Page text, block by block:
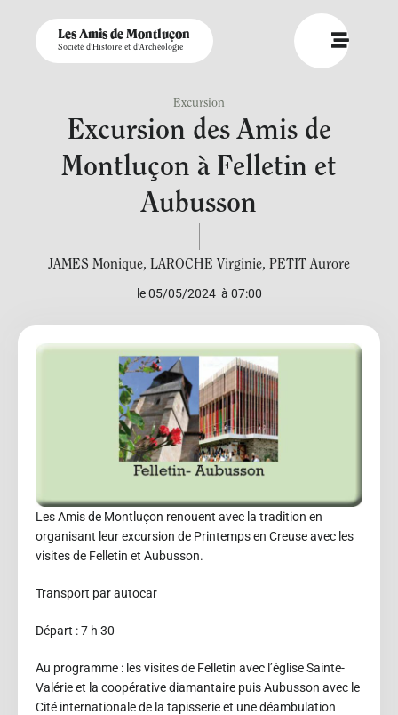
Les Amis de Montluçon
Société d'Histoire et d'Archéologie
Excursion
Excursion des Amis de
Montluçon à Felletin et
Aubusson
JAMES Monique, LAROCHE Virginie, PETIT Aurore
le 05/05/2024 à 07:00
Les Amis de Montluçon renouent avec la tradition en
organisant leur excursion de Printemps en Creuse avec les
visites de Felletin et Aubusson.
Transport par autocar
Départ : 7 h 30
Au programme : les visites de Felletin avec l’église Sainte-
Valérie et la coopérative diamantaire puis Aubusson avec le
Cité internationale de la tapisserie et une déambulation